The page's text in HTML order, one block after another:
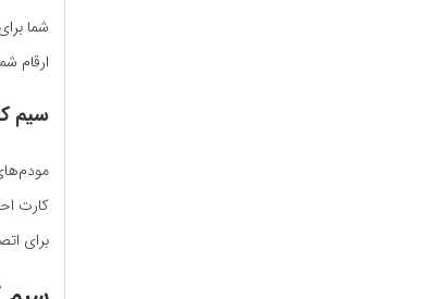
ارقام
سیم
برای